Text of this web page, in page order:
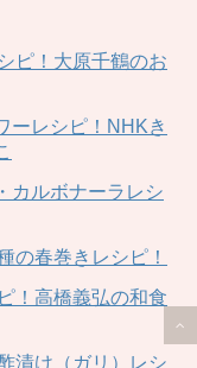
ピ！大原千鶴のお
ーレシピ！NHKき
カルボナーラレシ
の春巻きレシピ！
！高橋義弘の和食
漬け（ガリ）レシ